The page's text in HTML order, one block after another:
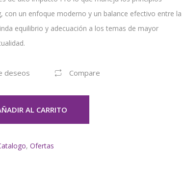
con un enfoque moderno y un balance efectivo entre la
equilibrio y adecuación a los temas de mayor
deseos Compare
AL CARRITO
, Ofertas